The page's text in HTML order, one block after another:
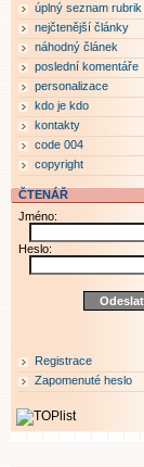
úplný seznam rubrik
nejčtenější články
náhodný článek
poslední komentáře
personalizace
kdo je kdo
kontakty
code 004
copyright
ČTENÁŘ
Jméno:
Heslo:
Registrace
Zapomenuté heslo